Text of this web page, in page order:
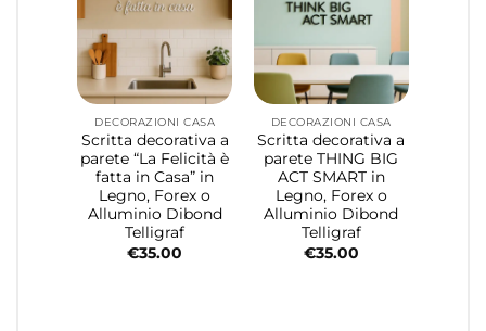
DECORAZIONI CASA
Scritta decorativa a
parete “La Felicità è
fatta in Casa” in
Legno, Forex o
Alluminio Dibond
Telligraf
€35.00
DECORAZIONI CASA
Scritta decorativa a
parete THING BIG
ACT SMART in
Legno, Forex o
Alluminio Dibond
Telligraf
€35.00